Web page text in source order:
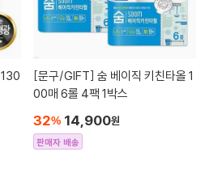
[문구/GIFT]
00매 6롤 4팩 1박스
32% 14,900원
판매자 배송